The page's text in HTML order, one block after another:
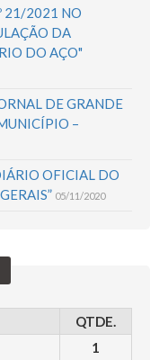
21/2021 NO
DA
DO AÇO"
DE GRANDE
–
OFICIAL DO
05/11/2020
QTDE.
1